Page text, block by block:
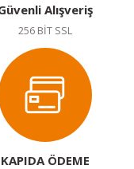
Alışveriş
256 BİT SSL
KAPIDA ÖDEME